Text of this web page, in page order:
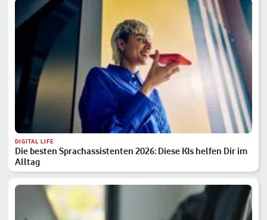
DIGITAL LIFE
Die besten Sprachassistenten 2026: Diese KIs helfen Dir im
Alltag